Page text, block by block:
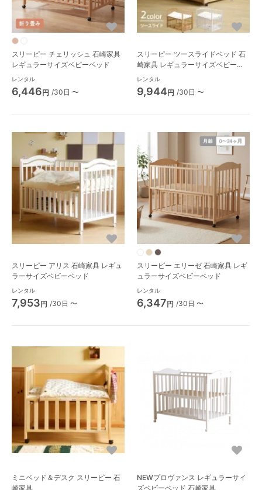
スリーピー チェリッシュ 石崎家具
レギュラーサイズベビーベッド
レンタル
6,446円 /30日 〜
スリーピー ツースライドベッド 石
崎家具 レギュラーサイズベビーベ
レンタル
9,944円 /30日 〜
スリーピー アリス 石崎家具 レギュ
ラーサイズベビーベッド
レンタル
7,953円 /30日 〜
スリーピー エリーゼ 石崎家具 レギ
ュラーサイズベビーベッド
レンタル
6,347円 /30日 〜
ミニベッド＆デスク スリーピー 石
崎家具
NEWプロヴァンス レギュラーサイ
ズベビーベッド 石崎家具